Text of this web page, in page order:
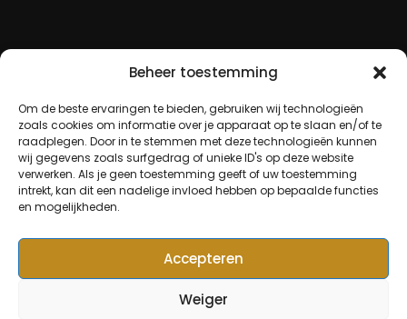
Beheer toestemming
Om de beste ervaringen te bieden, gebruiken wij technologieën
zoals cookies om informatie over je apparaat op te slaan en/of te
raadplegen. Door in te stemmen met deze technologieën kunnen
wij gegevens zoals surfgedrag of unieke ID's op deze website
verwerken. Als je geen toestemming geeft of uw toestemming
intrekt, kan dit een nadelige invloed hebben op bepaalde functies
en mogelijkheden.
Accepteren
Weiger